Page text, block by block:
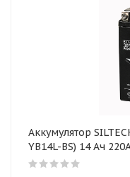
Аккумулятор
YB14L-BS) 14 Ач